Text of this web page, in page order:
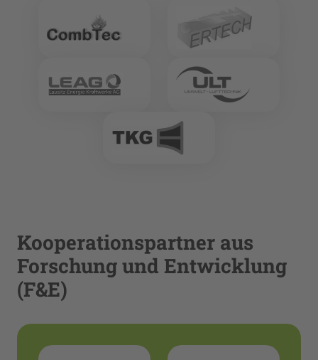
Kooperationspartner aus
Forschung und Entwicklung
(F&E)